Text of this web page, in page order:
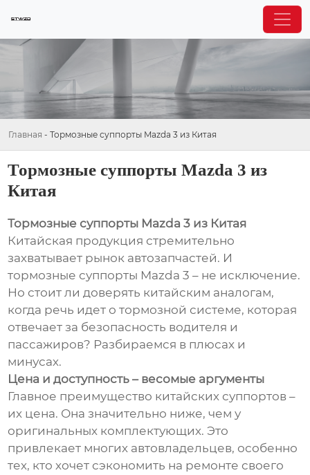
Главная - Тормозные суппорты Mazda 3 из Китая
Тормозные суппорты Mazda 3 из
Китая
Тормозные суппорты Mazda 3 из Китая
Китайская продукция стремительно
захватывает рынок автозапчастей. И
тормозные суппорты Mazda 3 – не исключение.
Но стоит ли доверять китайским аналогам,
когда речь идет о тормозной системе, которая
отвечает за безопасность водителя и
пассажиров? Разбираемся в плюсах и
минусах.
Цена и доступность – весомые аргументы
Главное преимущество китайских суппортов –
их цена. Она значительно ниже, чем у
оригинальных комплектующих. Это
привлекает многих автовладельцев, особенно
тех, кто хочет сэкономить на ремонте своего